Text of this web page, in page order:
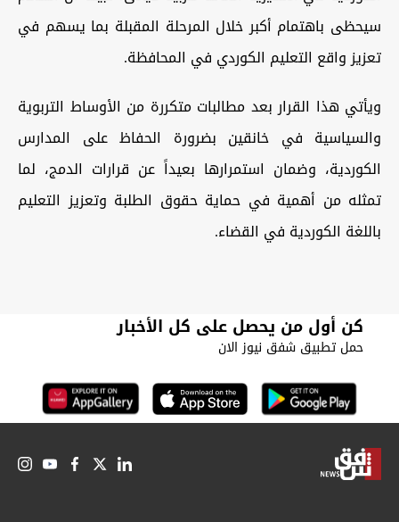
سيحظى باهتمام أكبر خلال المرحلة المقبلة بما يسهم في
تعزيز واقع التعليم الكوردي في المحافظة.
ويأتي هذا القرار بعد مطالبات متكررة من الأوساط التربوية
والسياسية في خانقين بضرورة الحفاظ على المدارس
الكوردية، وضمان استمرارها بعيداً عن قرارات الدمج، لما
تمثله من أهمية في حماية حقوق الطلبة وتعزيز التعليم
باللغة الكوردية في القضاء.
كن أول من يحصل على كل الأخبار
حمل تطبيق شفق نيوز الان